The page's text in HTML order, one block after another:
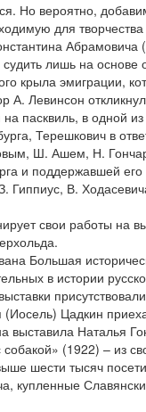
Но вероятно,
для
Абрамовича
лишь на основе
крыла эмиграции,
А. Левинсон
пасквиль, в одной
Терешкович в
Ш. Ашем, Н.
и поддержавшей
В.
свои работы на
Большая
в истории
Цадкин
Наталья
(1922) – из
шести тысяч
купленные